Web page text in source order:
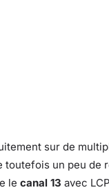
sur de
toutefois un peu de
le canal 13 avec